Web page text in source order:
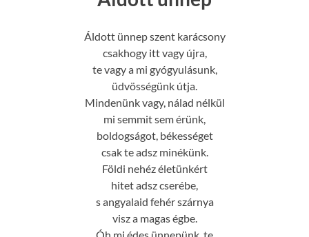
Áldott ünnep szent karácsony
csakhogy itt vagy újra,
te vagy a mi gyógyulásunk,
üdvösségünk útja.
Mindenünk vagy, nálad nélkül
mi semmit sem érünk,
boldogságot, békességet
csak te adsz minékünk.
Földi nehéz életünkért
hitet adsz cserébe,
s angyalaid fehér szárnya
visz a magas égbe.